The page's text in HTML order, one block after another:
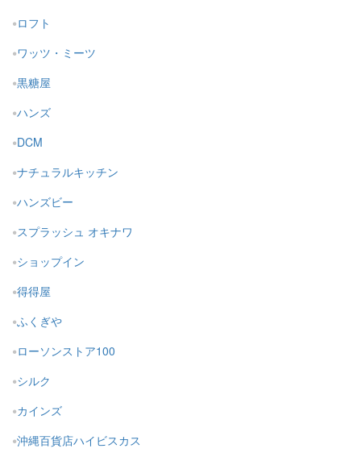
ロフト
ワッツ・ミーツ
黒糖屋
ハンズ
DCM
ナチュラルキッチン
ハンズビー
スプラッシュ オキナワ
ショップイン
得得屋
ふくぎや
ローソンストア100
シルク
カインズ
沖縄百貨店ハイビスカス